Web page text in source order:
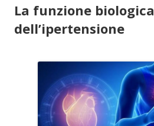
La funzione biologica
dell’ipertensione